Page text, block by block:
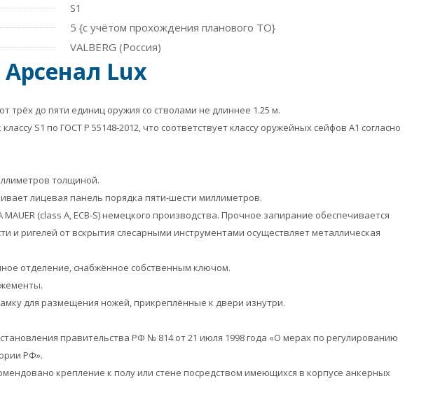
S1
5 {с учётом прохождения планового ТО}
VALBERG (Россия)
Lux
до пяти единиц оружия со стволами не длиннее 1.25 м.
S1 по ГОСТ Р 55148-2012, что соответствует классу оружейных сейфов А1 согласно
толщиной.
лицевая панель порядка пяти-шести миллиметров.
(class A, ECB-S) немецкого производства. Прочное запирание обеспечивается
ригелей от вскрытия слесарными инструментами осуществляет металлическая
отделение, снабжённое собственным ключом.
для размещения ножей, прикреплённые к двери изнутри.
правительства РФ № 814 от 21 июля 1998 года «О мерах по регулированию
РФ».
крепление к полу или стене посредством имеющихся в корпусе анкерных